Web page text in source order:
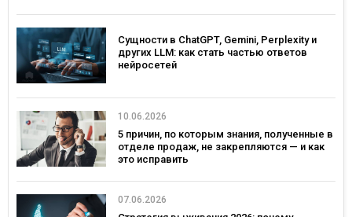
Сущности в ChatGPT, Gemini, Perplexity и
других LLM: как стать частью ответов
нейросетей
10.06.2026
5 причин, по которым знания, полученные в
отделе продаж, не закрепляются — и как
это исправить
07.06.2026